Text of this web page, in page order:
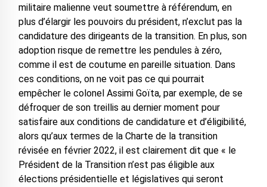
militaire malienne veut soumettre à référendum, en
plus d’élargir les pouvoirs du président, n’exclut pas la
candidature des dirigeants de la transition. En plus, son
adoption risque de remettre les pendules à zéro,
comme il est de coutume en pareille situation. Dans
ces conditions, on ne voit pas ce qui pourrait
empêcher le colonel Assimi Goïta, par exemple, de se
défroquer de son treillis au dernier moment pour
satisfaire aux conditions de candidature et d’éligibilité,
alors qu’aux termes de la Charte de la transition
révisée en février 2022, il est clairement dit que « le
Président de la Transition n’est pas éligible aux
élections présidentielle et législatives qui seront